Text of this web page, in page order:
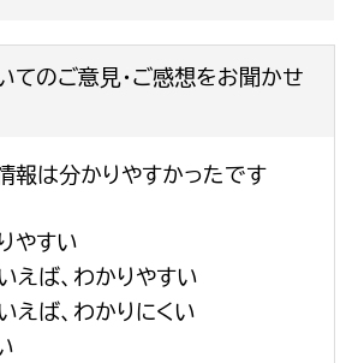
てのご意見・ご感想をお聞かせ
報は分かりやすかったです
やすい
えば、わかりやすい
えば、わかりにくい